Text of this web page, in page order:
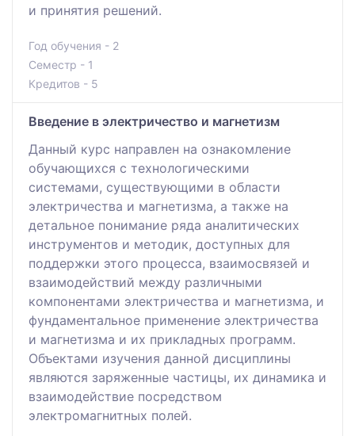
и принятия решений.
Год обучения - 2
Семестр - 1
Кредитов - 5
Введение в электричество и магнетизм
Данный курс направлен на ознакомление
обучающихся с технологическими
системами, существующими в области
электричества и магнетизма, а также на
детальное понимание ряда аналитических
инструментов и методик, доступных для
поддержки этого процесса, взаимосвязей и
взаимодействий между различными
компонентами электричества и магнетизма, и
фундаментальное применение электричества
и магнетизма и их прикладных программ.
Объектами изучения данной дисциплины
являются заряженные частицы, их динамика и
взаимодействие посредством
электромагнитных полей.